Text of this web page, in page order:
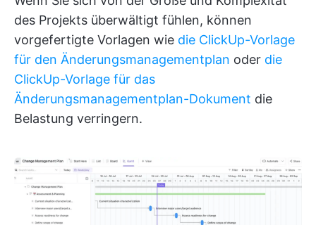
des Projekts überwältigt fühlen, können
vorgefertigte Vorlagen wie die ClickUp-Vorlage
für den Änderungsmanagementplan oder die
ClickUp-Vorlage für das
Änderungsmanagementplan-Dokument die
Belastung verringern.